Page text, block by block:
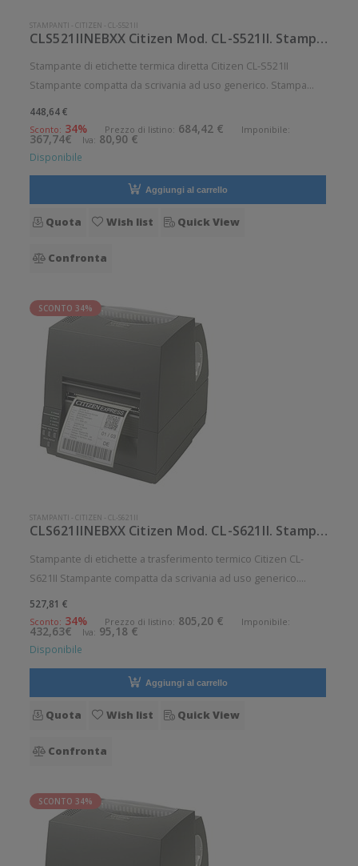
STAMPANTI -CITIZEN -CL-S521II
CLS521IINEBXX Citizen Mod. CL-S521II. Stampante di etichette.
Stampante di etichette termica diretta Citizen CL-S521II
Stampante compatta da scrivania ad uso generico. Stampa
stampa: 8 dot/mm Supporto di stampa: Cartellini, Etichette,
Ricevute
448,64 €
Sconto: 34% Prezzo di listino: 684,42 € Imponibile:
367,74€ Iva: 80,90 €
Disponibile
Aggiungi al carrello
Quota Wish list Quick View
Confronta
SCONTO 34%
STAMPANTI -CITIZEN -CL-S621II
CLS621IINEBXX Citizen Mod. CL-S621II. Stampante di etichette.
Stampante di etichette a trasferimento termico Citizen CL-
S621II Stampante compatta da scrivania ad uso generico.
Stampa a trasferimento termico. Velocit di stampa: 100 mm/sec
Risoluzione di stampa: 8 dot/mm Supporto di stampa:
Cartellini, Etic
527,81 €
Sconto: 34% Prezzo di listino: 805,20 € Imponibile:
432,63€ Iva: 95,18 €
Disponibile
Aggiungi al carrello
Quota Wish list Quick View
Confronta
SCONTO 34%